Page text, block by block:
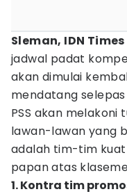
Sleman, IDN Times
jadwal padat
akan dimulai
mendatang
PSS akan melakoni
lawan-lawan yang
adalah tim-tim
papan atas
1. Kontra tim